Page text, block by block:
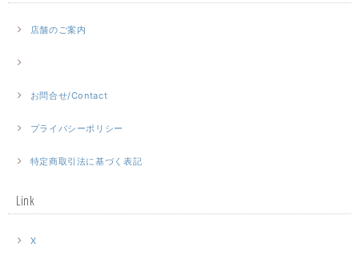
店舗のご案内
お問合せ/Contact
プライバシーポリシー
特定商取引法に基づく表記
Link
X